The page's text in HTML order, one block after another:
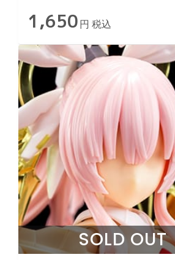
1,650 円 税込
SOLD OUT